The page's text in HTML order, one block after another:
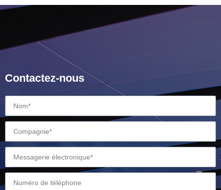
Contactez-nous